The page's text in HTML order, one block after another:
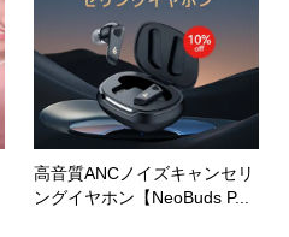
高音質ANCノイズキャンセリ
ングイヤホン【NeoBuds P...